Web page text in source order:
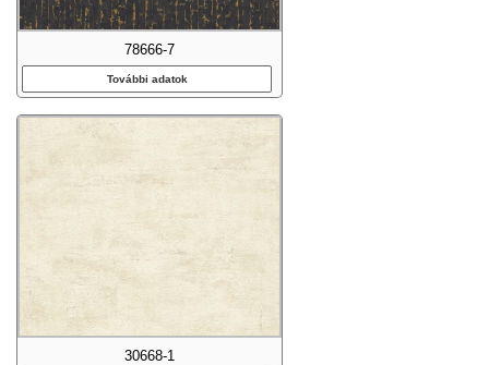
78666-7
További adatok
30668-1